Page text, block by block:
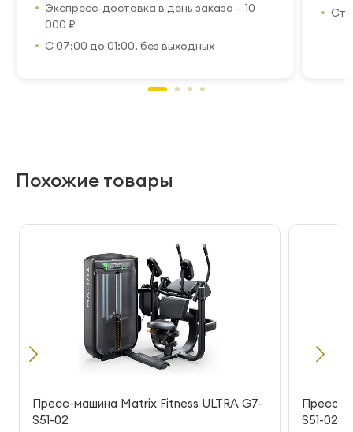
Экспресс-доставка в день заказа — 10
000 ₽
С 07:00 до 01:00, без выходных
Похожие товары
Пресс-машина Matrix Fitness ULTRA G7-
S51-02
Пресс-
S51-02